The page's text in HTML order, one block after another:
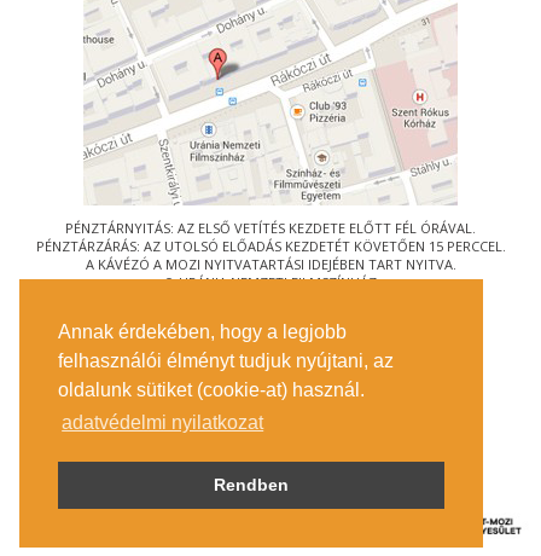
Annak érdekében, hogy a legjobb
felhasználói élményt tudjuk nyújtani, az
oldalunk sütiket (cookie-at) használ.
adatvédelmi nyilatkozat
Rendben
PÉNZTÁRNYITÁS: AZ ELSŐ VETÍTÉS KEZDETE ELŐTT FÉL ÓRÁVAL.
PÉNZTÁRZÁRÁS: AZ UTOLSÓ ELŐADÁS KEZDETÉT KÖVETŐEN 15 PERCCEL.
A KÁVÉZÓ A MOZI NYITVATARTÁSI IDEJÉBEN TART NYITVA.
© URÁNIA NEMZETI FILMSZÍNHÁZ
1088 BUDAPEST, RÁKÓCZI ÚT 21.
MEGKÖZELÍTÉS
JEGYINFORMÁCIÓ
ÍRJON NEKÜNK!
KÖZÉRDEKŰ ADATOK